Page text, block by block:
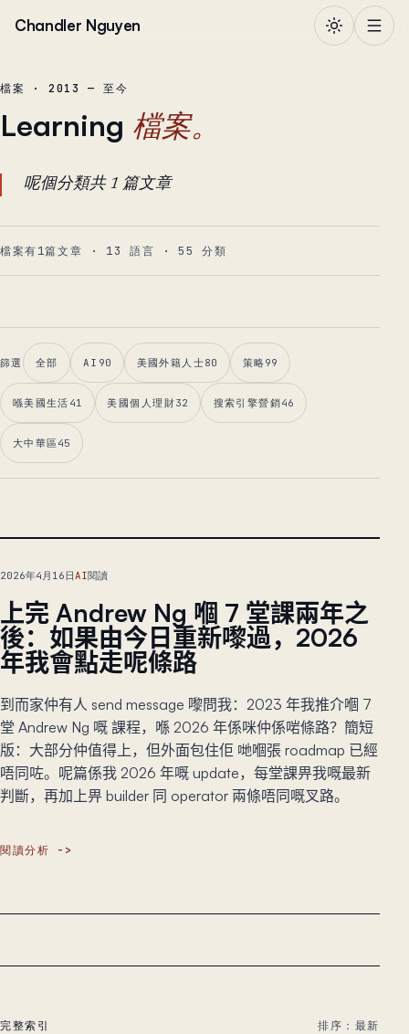
Chandler Nguyen
檔案 · 2013 — 至今
Learning 檔案。
呢個分類共 1 篇文章
檔案有1篇文章 · 13 語言 ·55 分類
篩選 全部 AI 90 美國外籍人士80 策略99
喺美國生活 41 美國個人理財32 搜索引擎營銷46
大中華區45
2026年4月16日AI閱讀
上完 Andrew Ng 嗰 7 堂課兩年之
後：如果由今日重新嚟過，2026
年我會點走呢條路
到而家仲有人 send message 嚟問我：2023 年我推介嗰 7
堂 Andrew Ng 嘅 課程，喺 2026 年係咪仲係啱條路？簡短
版：大部分仲值得上，但外面包住佢 哋嗰張 roadmap 已經
唔同咗。呢篇係我 2026 年嘅 update，每堂課畀我嘅最新
判斷，再加上畀 builder 同 operator 兩條唔同嘅叉路。
閱讀分析
完整索引 排序：最新